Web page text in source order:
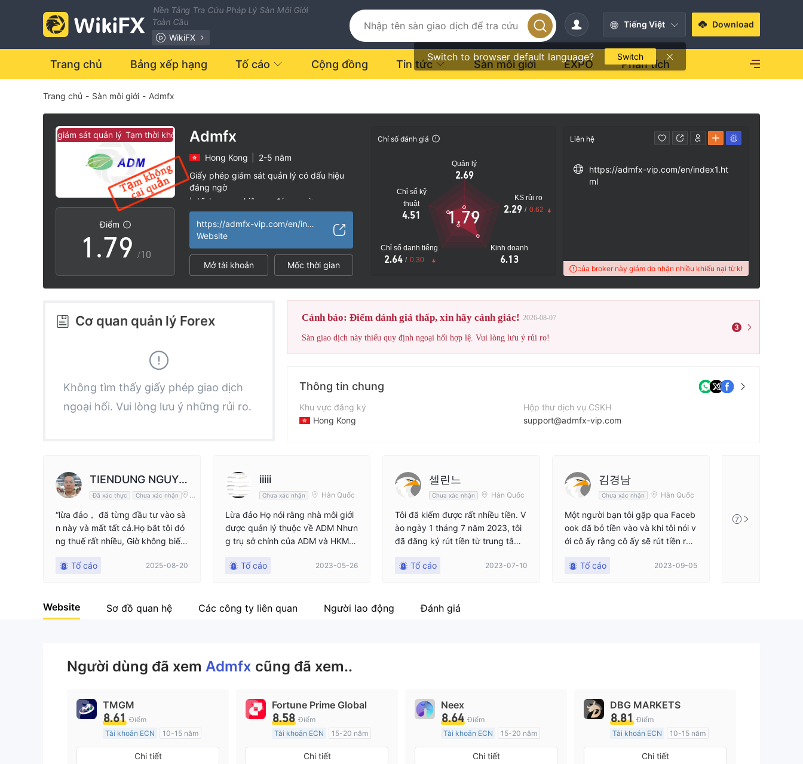
Nền Tảng Tra Cứu Pháp Lý Sàn Môi Giới
Toàn Cầu
WikiFX
Tiếng Việt
Switch to browser default language? Switch
Download
Trang chủ Bảng xếp hạng Tố cáo Cộng đồng Tin tức Sàn môi giới EXPO Phân tích
Trang chủ - Sàn môi giới - Admfx
không có giám sát quản lý Tạm thời không có giám sát quản lý
Điểm
0
1
2
3
5
6
8
9
.
1
2
3
4
5
6
7
8
9
3
4
5
6
7
8
9 /10
Admfx
Hong Kong
2-5 năm
Giấy phép giám sát quản lý có dấu hiệu
đáng ngờ
| Lĩnh vực nghiệp vụ đáng ngờ
|
https://admfx-vip.com/en/index1.html
Website
Mở tài khoản Mốc thời gian
Chỉ số đánh giá
Quản lý
2.69
Chỉ số kỹ
thuật
4.51
Chỉ số danh tiếng
2.64 / 0.30
Kinh doanh
6.13
KS rủi ro
2.29 / 0.62
1.79
Liên hệ
https://admfx-vip.com/en/index1.ht
ml
Điểm đánh giá WikiFX của broker này giảm do nhận nhiều khiếu nại từ khách hàng
Cơ quan quản lý Forex
Không tìm thấy giấy phép giao dịch
ngoại hối. Vui lòng lưu ý những rủi ro.
Cảnh báo: Điểm đánh giá thấp, xin hãy cảnh giác! 2026-08-07
Sàn giao dịch này thiếu quy định ngoại hối hợp lệ. Vui lòng lưu ý rủi ro!
3
Thông tin chung
Khu vực đăng ký
Hong Kong
Hộp thư dịch vụ CSKH
support@admfx-vip.com
TIENDUNG NGUYE
NTIENDUNG
Đã xác thực Chưa xác nhận
Vi
“lừa đảo， đã từng đầu tư vào sà
n này và mất tất cả.Họ bắt tôi đó
ng thuế rất nhiều, Giờ không biết
Tố cáo
2025-08-20
iiiii
Chưa xác nhận Hàn Quốc
Lừa đảo Họ nói rằng nhà môi giới
được quản lý thuộc về ADM Nhưn
g trụ sở chính của ADM và HKMA
đã phủ nhận thực tế rằng không r
ười sử dụng phương pháp gian lậ
Tố cáo 2023-05-26
셀린느
Chưa xác nhận Hàn Quốc
Tôi đã kiếm được rất nhiều tiền. V
ào ngày 1 tháng 7 năm 2023, tôi
đã đăng ký rút tiền từ trung tâm
tiền trong vòng 2 giờ, nhưng tiền
vòng 24 giờ. Tôi sống trong đau k
Tố cáo 2023-07-10
김경남
Chưa xác nhận Hàn Quốc
Một người bạn tôi gặp qua Faceb
ook đã bỏ tiền vào và khi tôi nói v
ới cô ấy rằng cô ấy sẽ rút tiền ra.
êm do có tranh chấp nhưng cô ấy
Tố cáo 2023-09-05
7
Website Sơ đồ quan hệ Các công ty liên quan Người lao động Đánh giá
Người dùng đã xem Admfx cũng đã xem..
TMGM
8.61 Điểm
Tài khoản ECN
10-15 năm
Đăng ký tại Nước Úc
Chi tiết
Fortune Prime Global
8.58 Điểm
Tài khoản ECN
15-20 năm
Đăng ký tại Nước Úc
Chi tiết
Neex
8.64 Điểm
Tài khoản ECN
15-20 năm
Đăng ký tại Nước Úc
Chi tiết
DBG MARKETS
8.81 Điểm
Tài khoản ECN
10-15 năm
Đăng ký tại Nước Úc
Chi tiết